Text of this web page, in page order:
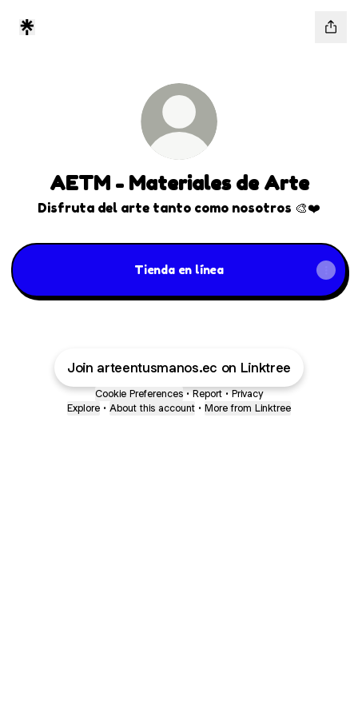
AETM - Materiales de Arte
Disfruta del arte tanto como nosotros 🎨❤️
Tienda en línea
Join arteentusmanos.ec on Linktree
Cookie Preferences • Report • Privacy
Explore • About this account • More from Linktree